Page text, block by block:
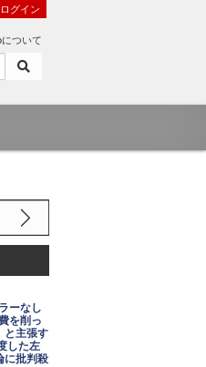
ログイン
ついて
ーなし
を削っ
と主張す
した左
に批判殺